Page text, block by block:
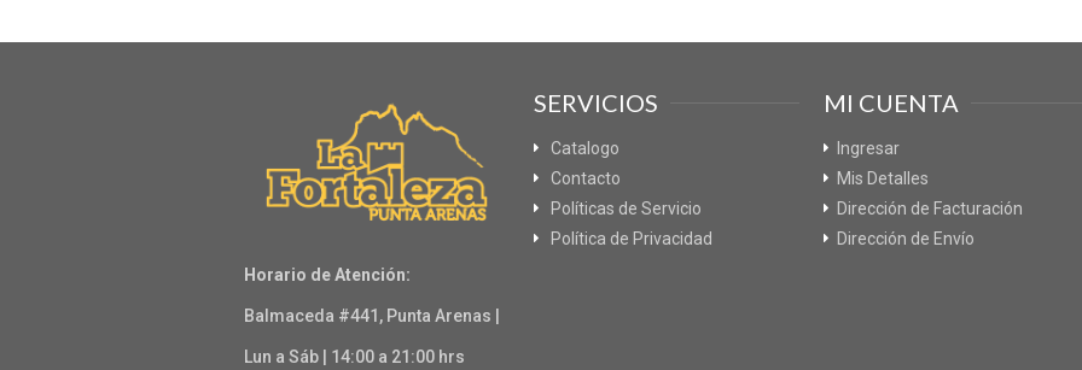
Horario de Atención:
Balmaceda #441, Punta Arenas |
Lun a Sáb | 14:00 a 21:00 hrs
SERVICIOS
Catalogo
Contacto
Políticas de Servicio
Política de Privacidad
MI CUENTA
Ingresar
Mis Detalles
Dirección de Facturación
Dirección de Envío